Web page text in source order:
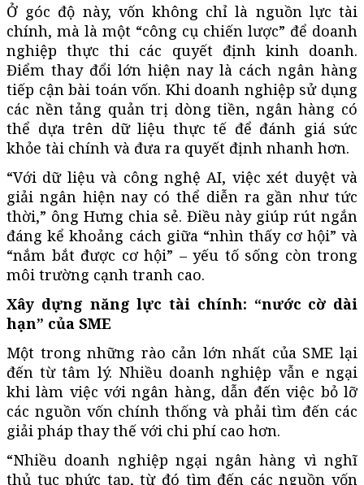
Ở góc độ này, vốn không chỉ là nguồn lực tài
chính, mà là một “công cụ chiến lược” để doanh
nghiệp thực thi các quyết định kinh doanh.
Điểm thay đổi lớn hiện nay là cách ngân hàng
tiếp cận bài toán vốn. Khi doanh nghiệp sử dụng
các nền tảng quản trị dòng tiền, ngân hàng có
thể dựa trên dữ liệu thực tế để đánh giá sức
khỏe tài chính và đưa ra quyết định nhanh hơn.
“Với dữ liệu và công nghệ AI, việc xét duyệt và
giải ngân hiện nay có thể diễn ra gần như tức
thời,” ông Hưng chia sẻ. Điều này giúp rút ngắn
đáng kể khoảng cách giữa “nhìn thấy cơ hội” và
“nắm bắt được cơ hội” – yếu tố sống còn trong
môi trường cạnh tranh cao.
Xây dựng năng lực tài chính: “nước cờ dài
hạn” của SME
Một trong những rào cản lớn nhất của SME lại
đến từ tâm lý. Nhiều doanh nghiệp vẫn e ngại
khi làm việc với ngân hàng, dẫn đến việc bỏ lỡ
các nguồn vốn chính thống và phải tìm đến các
giải pháp thay thế với chi phí cao hơn.
“Nhiều doanh nghiệp ngại ngân hàng vì nghĩ
thủ tục phức tạp, từ đó tìm đến các nguồn vốn